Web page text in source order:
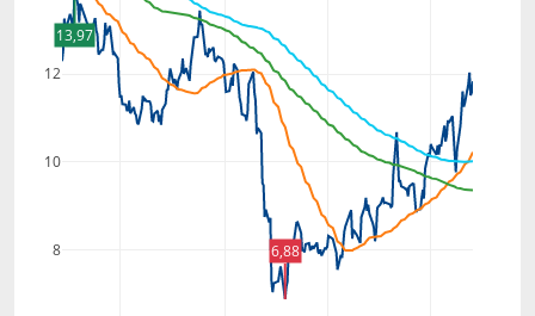
8
10
12
13,97
6,88